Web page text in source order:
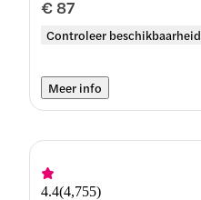
€ 87
Controleer beschikbaarheid
Meer info
4.4(4,755)